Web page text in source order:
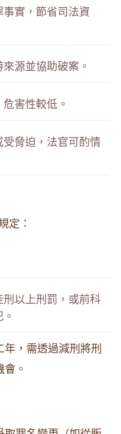
事實，節省司法資
源並協助破案。
害性較低。
脅迫，法官可酌情
定：
以上刑罰，或前科
，需透過減刑將刑
。